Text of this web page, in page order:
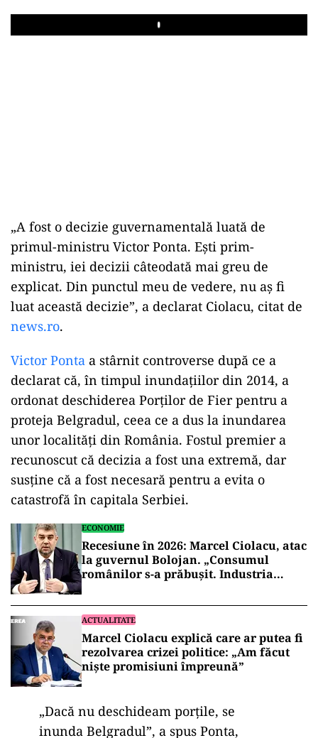
Play
„A fost o decizie guvernamentală luată de
primul-ministru Victor Ponta. Eşti prim-
ministru, iei decizii câteodată mai greu de
explicat. Din punctul meu de vedere, nu aş fi
luat această decizie”, a declarat Ciolacu, citat de
news.ro.
Victor Ponta a stârnit controverse după ce a
declarat că, în timpul inundațiilor din 2014, a
ordonat deschiderea Porților de Fier pentru a
proteja Belgradul, ceea ce a dus la inundarea
unor localități din România. Fostul premier a
recunoscut că decizia a fost una extremă, dar
susține că a fost necesară pentru a evita o
catastrofă în capitala Serbiei.
ECONOMIE
Recesiune în 2026: Marcel Ciolacu, atac
la guvernul Bolojan. „Consumul
românilor s-a prăbușit. Industria
ACTUALITATE
Marcel Ciolacu explică care ar putea fi
rezolvarea crizei politice: „Am făcut
nişte promisiuni împreună”
„Dacă nu deschideam porțile, se
inunda Belgradul”, a spus Ponta,